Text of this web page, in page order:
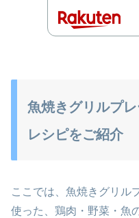
魚焼きグリルプ
レシピをご紹介
ここでは、魚焼きグリル
使った、鶏肉・野菜・魚